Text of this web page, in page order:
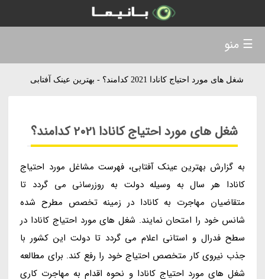
شغل های مورد احتیاج کانادا 2021 کدامند؟ - بهترین عینک آفتابی
شغل های مورد احتیاج کانادا 2021 کدامند؟
به گزارش بهترین عینک آفتابی، فهرست مشاغل مورد احتیاج
کانادا هر سال به وسیله دولت به روزرسانی می گردد تا
متقاضیان مهاجرت به کانادا در زمینه تخصص مطرح شده
شانس خود را امتحان نمایند. شغل های مورد احتیاج کانادا در
سطح فدرال و استانی اعلام می گردد تا دولت این کشور با
جذب نیروی کار متخصص احتیاج خود را رفع کند. برای مطالعه
شغل های مورد احتیاج کانادا و نحوه اقدام به مهاجرت کاری
☰ منو